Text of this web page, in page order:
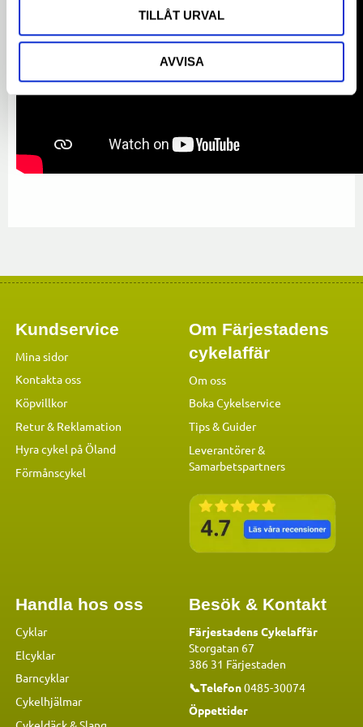
TILLÅT URVAL
AVVISA
Kundservice
Mina sidor
Kontakta oss
Köpvillkor
Retur & Reklamation
Hyra cykel på Öland
Förmånscykel
Om Färjestadens
cykelaffär
Om oss
Boka Cykelservice
Tips & Guider
Leverantörer &
Samarbetspartners
Handla hos oss
Cyklar
Elcyklar
Barncyklar
Cykelhjälmar
Besök & Kontakt
Färjestadens Cykelaffär
Storgatan 67
386 31 Färjestaden
📞Telefon0485-30074
Öppettider